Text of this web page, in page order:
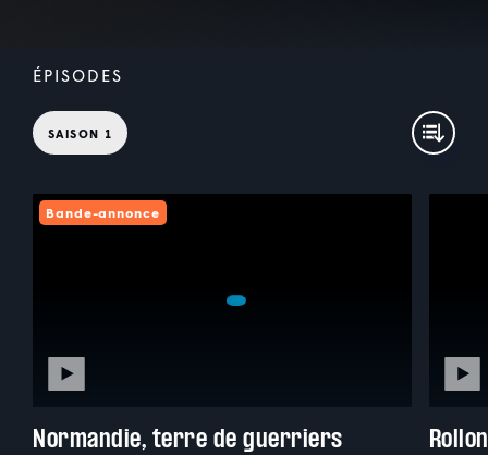
ÉPISODES
SAISON 1
Bande-annonce
Normandie, terre de guerriers